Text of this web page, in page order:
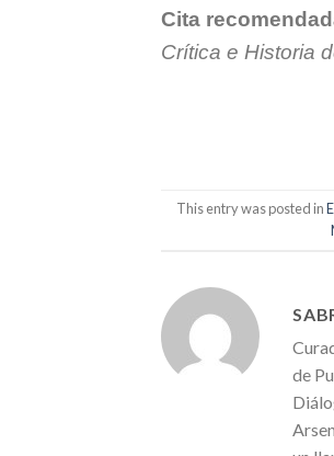
Cita
Crítica e Historia
This entry was posted in
de